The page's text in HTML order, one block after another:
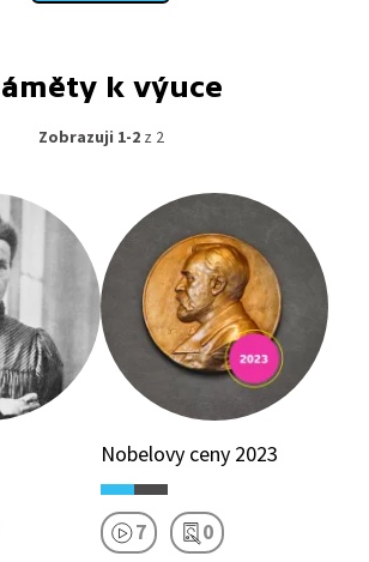
k výuce
Zobrazuji 1-2z 2
Nobelovy ceny 2023
7 0